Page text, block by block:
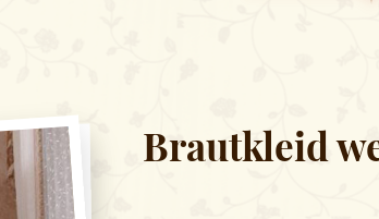
Brautkleid